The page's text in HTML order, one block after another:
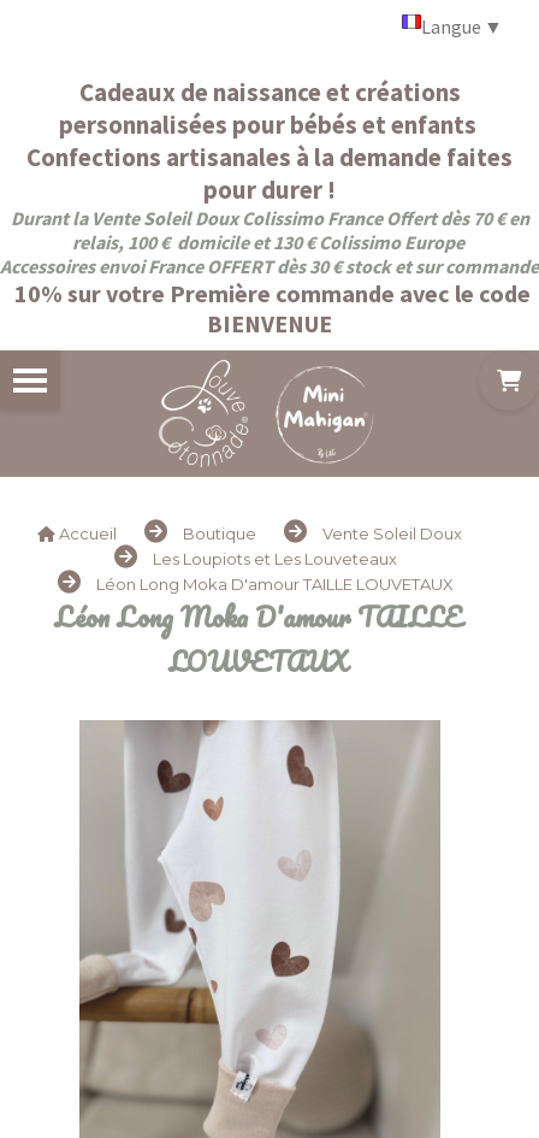
Cadeaux de naissance et créations
personnalisées pour bébés et enfants
Confections artisanales à la demande faites
pour durer !
Durant la Vente Soleil Doux Colissimo France Offert dès 70 € en
relais, 100 € domicile et 130 € Colissimo Europe
Accessoires envoi France OFFERT dès 30 € stock et sur commande
10% sur votre Première commande avec le code
BIENVENUE
Accueil Boutique
Vente Soleil Doux
Les Loupiots et Les Louveteaux
Léon Long Moka D'amour TAILLE LOUVETAUX
Léon Long Moka D'amour TAILLE
LOUVETAUX
Langue ▼